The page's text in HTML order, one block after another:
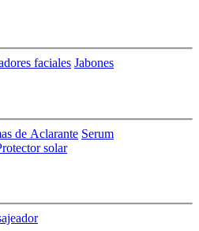
faciales Jabones
de Aclarante Serum
solar